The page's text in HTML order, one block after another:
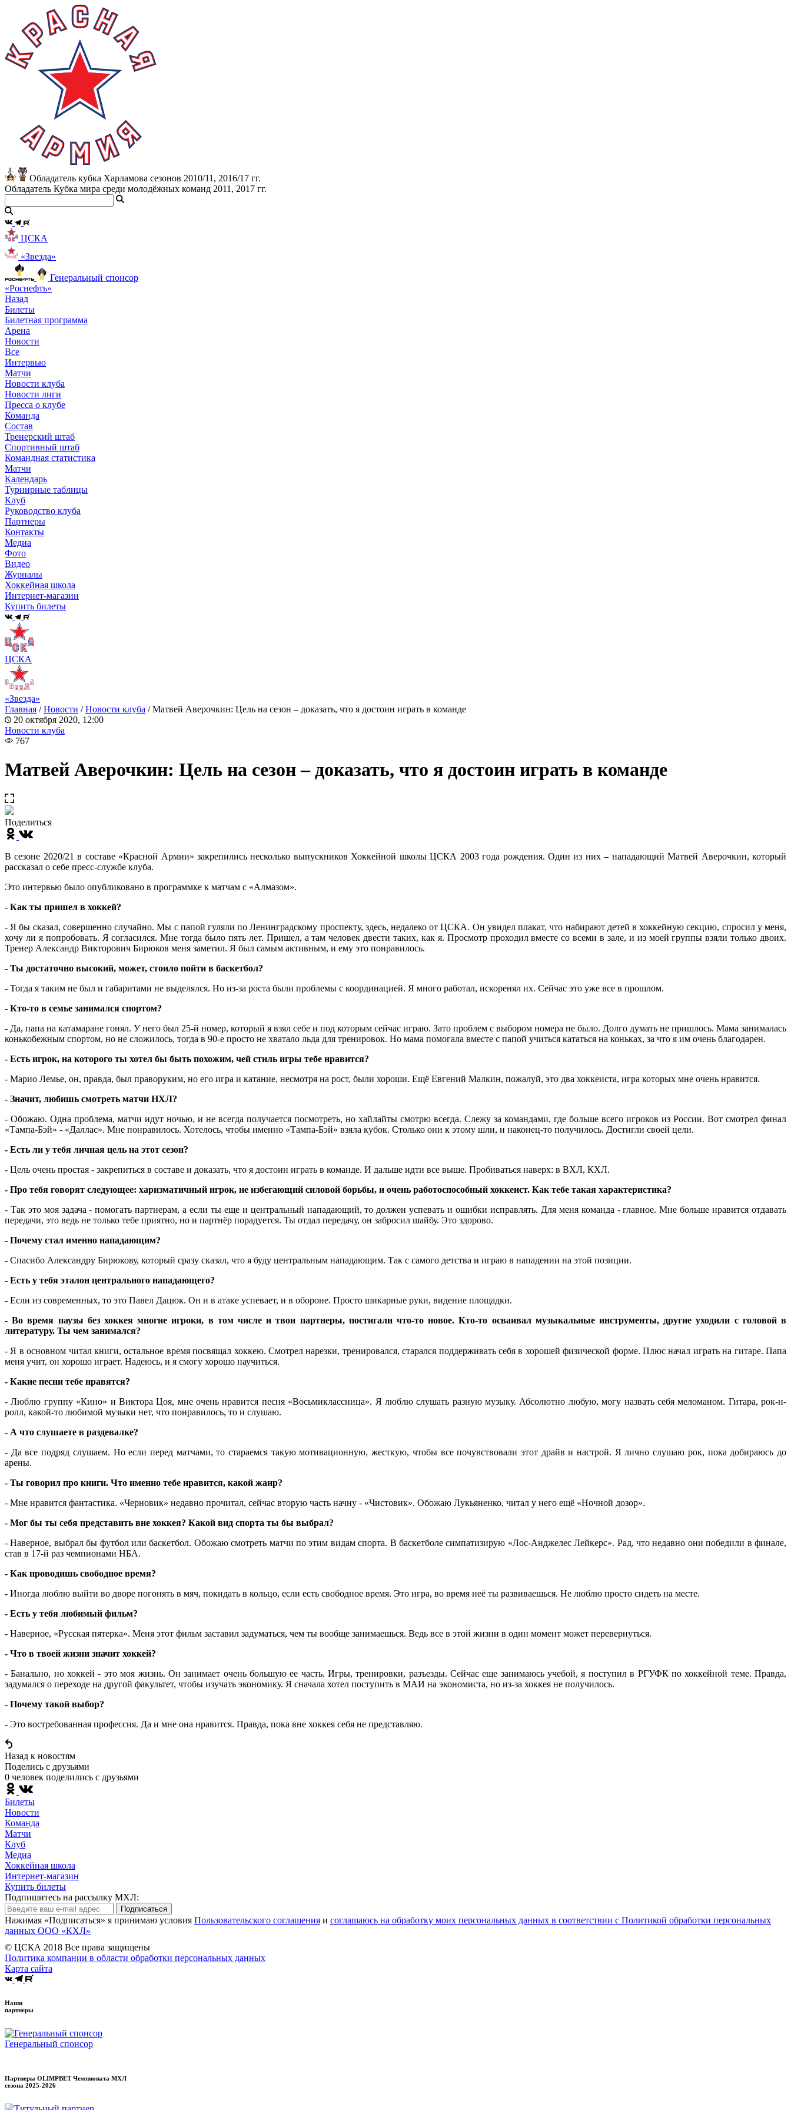
Обладатель кубка Харламова сезонов 2010/11, 2016/17 гг.
Обладатель Кубка мира среди молодёжных команд 2011, 2017 гг.
ЦСКА
«Звезда»
Генеральный спонсор
«Роснефть»
Назад
Билеты
Билетная программа
Арена
Новости
Все
Интервью
Матчи
Новости клуба
Новости лиги
Пресса о клубе
Команда
Состав
Тренерский штаб
Спортивный штаб
Командная статистика
Матчи
Календарь
Турнирные таблицы
Клуб
Руководство клуба
Партнеры
Контакты
Медиа
Фото
Видео
Журналы
Хоккейная школа
Интернет-магазин
Купить билеты
ЦСКА
«Звезда»
Главная /Новости /Новости клуба /Матвей Аверочкин: Цель на сезон – доказать, что я достоин играть в команде
20 октября 2020, 12:00
Новости клуба
767
Матвей Аверочкин: Цель на сезон – доказать, что я достоин играть в команде
Поделиться
В сезоне 2020/21 в составе «Красной Армии» закрепились несколько выпускников Хоккейной школы ЦСКА 2003 года рождения. Один из них – нападающий Матвей Аверочкин, который
рассказал о себе пресс-службе клуба.
Это интервью было опубликовано в программке к матчам с «Алмазом».
- Как ты пришел в хоккей?
- Я бы сказал, совершенно случайно. Мы с папой гуляли по Ленинградскому проспекту, здесь, недалеко от ЦСКА. Он увидел плакат, что набирают детей в хоккейную секцию, спросил у меня,
хочу ли я попробовать. Я согласился. Мне тогда было пять лет. Пришел, а там человек двести таких, как я. Просмотр проходил вместе со всеми в зале, и из моей группы взяли только двоих.
Тренер Александр Викторович Бирюков меня заметил. Я был самым активным, и ему это понравилось.
- Ты достаточно высокий, может, стоило пойти в баскетбол?
- Тогда я таким не был и габаритами не выделялся. Но из-за роста были проблемы с координацией. Я много работал, искоренял их. Сейчас это уже все в прошлом.
- Кто-то в семье занимался спортом?
- Да, папа на катамаране гонял. У него был 25-й номер, который я взял себе и под которым сейчас играю. Зато проблем с выбором номера не было. Долго думать не пришлось. Мама занималась
конькобежным спортом, но не сложилось, тогда в 90-е просто не хватало льда для тренировок. Но мама помогала вместе с папой учиться кататься на коньках, за что я им очень благодарен.
- Есть игрок, на которого ты хотел бы быть похожим, чей стиль игры тебе нравится?
- Марио Лемье, он, правда, был праворуким, но его игра и катание, несмотря на рост, были хороши. Ещё Евгений Малкин, пожалуй, это два хоккеиста, игра которых мне очень нравится.
- Значит, любишь смотреть матчи НХЛ?
- Обожаю. Одна проблема, матчи идут ночью, и не всегда получается посмотреть, но хайлайты смотрю всегда. Слежу за командами, где больше всего игроков из России. Вот смотрел финал
«Тампа-Бэй» - «Даллас». Мне понравилось. Хотелось, чтобы именно «Тампа-Бэй» взяла кубок. Столько они к этому шли, и наконец-то получилось. Достигли своей цели.
- Есть ли у тебя личная цель на этот сезон?
- Цель очень простая - закрепиться в составе и доказать, что я достоин играть в команде. И дальше идти все выше. Пробиваться наверх: в ВХЛ, КХЛ.
- Про тебя говорят следующее: харизматичный игрок, не избегающий силовой борьбы, и очень работоспособный хоккеист. Как тебе такая характеристика?
- Так это моя задача - помогать партнерам, а если ты еще и центральный нападающий, то должен успевать и ошибки исправлять. Для меня команда - главное. Мне больше нравится отдавать
передачи, это ведь не только тебе приятно, но и партнёр порадуется. Ты отдал передачу, он забросил шайбу. Это здорово.
- Почему стал именно нападающим?
- Спасибо Александру Бирюкову, который сразу сказал, что я буду центральным нападающим. Так с самого детства и играю в нападении на этой позиции.
- Есть у тебя эталон центрального нападающего?
- Если из современных, то это Павел Дацюк. Он и в атаке успевает, и в обороне. Просто шикарные руки, видение площадки.
- Во время паузы без хоккея многие игроки, в том числе и твои партнеры, постигали что-то новое. Кто-то осваивал музыкальные инструменты, другие уходили с головой в
литературу. Ты чем занимался?
- Я в основном читал книги, остальное время посвящал хоккею. Смотрел нарезки, тренировался, старался поддерживать себя в хорошей физической форме. Плюс начал играть на гитаре. Папа
меня учит, он хорошо играет. Надеюсь, и я смогу хорошо научиться.
- Какие песни тебе нравятся?
- Люблю группу «Кино» и Виктора Цоя, мне очень нравится песня «Восьмиклассница». Я люблю слушать разную музыку. Абсолютно любую, могу назвать себя меломаном. Гитара, рок-н-
ролл, какой-то любимой музыки нет, что понравилось, то и слушаю.
- А что слушаете в раздевалке?
- Да все подряд слушаем. Но если перед матчами, то стараемся такую мотивационную, жесткую, чтобы все почувствовали этот драйв и настрой. Я лично слушаю рок, пока добираюсь до
арены.
- Ты говорил про книги. Что именно тебе нравится, какой жанр?
- Мне нравится фантастика. «Черновик» недавно прочитал, сейчас вторую часть начну - «Чистовик». Обожаю Лукьяненко, читал у него ещё «Ночной дозор».
- Мог бы ты себя представить вне хоккея? Какой вид спорта ты бы выбрал?
- Наверное, выбрал бы футбол или баскетбол. Обожаю смотреть матчи по этим видам спорта. В баскетболе симпатизирую «Лос-Анджелес Лейкерс». Рад, что недавно они победили в финале,
став в 17-й раз чемпионами НБА.
- Как проводишь свободное время?
- Иногда люблю выйти во дворе погонять в мяч, покидать в кольцо, если есть свободное время. Это игра, во время неё ты развиваешься. Не люблю просто сидеть на месте.
- Есть у тебя любимый фильм?
- Наверное, «Русская пятерка». Меня этот фильм заставил задуматься, чем ты вообще занимаешься. Ведь все в этой жизни в один момент может перевернуться.
- Что в твоей жизни значит хоккей?
- Банально, но хоккей - это моя жизнь. Он занимает очень большую ее часть. Игры, тренировки, разъезды. Сейчас еще занимаюсь учебой, я поступил в РГУФК по хоккейной теме. Правда,
задумался о переходе на другой факультет, чтобы изучать экономику. Я сначала хотел поступить в МАИ на экономиста, но из-за хоккея не получилось.
- Почему такой выбор?
- Это востребованная профессия. Да и мне она нравится. Правда, пока вне хоккея себя не представляю.
Назад к новостям
Поделись c друзьями
0 человек поделились c друзьями
Билеты
Новости
Команда
Матчи
Клуб
Медиа
Хоккейная школа
Интернет-магазин
Купить билеты
Подпишитесь на рассылку МХЛ:
Подписаться
Нажимая «Подписаться» я принимаю условия Пользовательского соглашения и соглашаюсь на обработку моих персональных данных в соответствии с Политикой обработки персональных
данных ООО «КХЛ»
© ЦСКА 2018 Все права защищены
Политика компании в области обработки персональных данных
Карта сайта
Наши
партнеры
Генеральный спонсор
Партнеры OLIMPBET Чемпионата МХЛ
сезона 2025-2026